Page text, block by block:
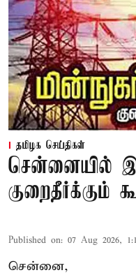
தமிழக செய்திகள்
சென்னையில்
குறைதீர்க்கும்
Published on: 07 Aug 2026,
சென்னை,